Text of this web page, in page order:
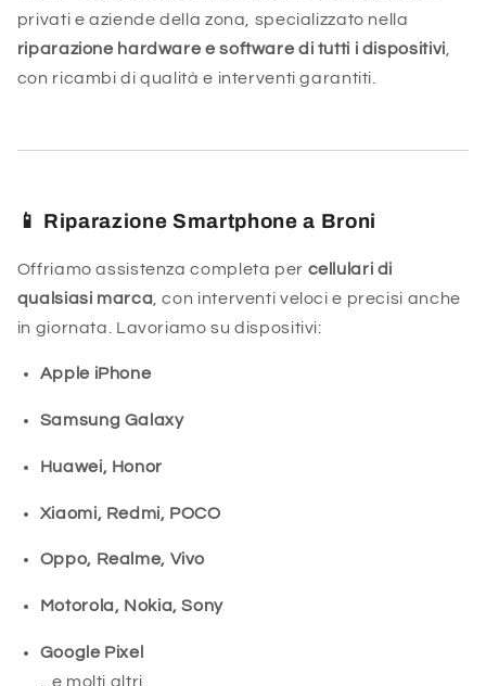
privati e aziende della zona, specializzato nella
riparazione hardware e software di tutti i dispositivi
con ricambi di qualità e interventi garantiti.
📱 Riparazione Smartphone a Broni
Offriamo assistenza completa per cellulari di
qualsiasi marca , con interventi veloci e precisi anche
in giornata. Lavoriamo su dispositivi:
Apple iPhone
Samsung Galaxy
Huawei, Honor
Xiaomi, Redmi, POCO
Oppo, Realme, Vivo
Motorola, Nokia, Sony
Google Pixel
...e molti altri.